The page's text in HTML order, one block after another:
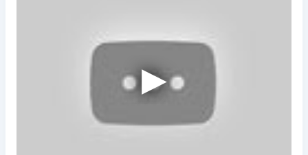
Оплата на расчетный счёт
Онлайн (через сайт или интернет-банкинг)
Через терминалы Приватбанка
Через терминалы самообслуживания